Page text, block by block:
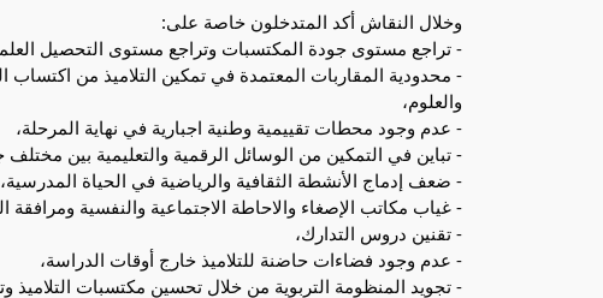
وخلال النقاش أكد المتدخلون خاصة على:
- تراجع مستوى جودة المكتسبات وتراجع مستوى التحصيل
- محدودية المقاربات المعتمدة في تمكين التلاميذ من
والعلوم،
- عدم وجود محطات تقييمية وطنية اجبارية في نهاية المرحلة،
- تباين في التمكين من الوسائل الرقمية والتعليمية بين مختلف
- ضعف إدماج الأنشطة الثقافية والرياضية في الحياة المدرسية،
- غياب مكاتب الإصغاء والاحاطة الاجتماعية والنفسية
- تقنين دروس التدارك،
- عدم وجود فضاءات حاضنة للتلاميذ خارج أوقات الدراسة،
- تجويد المنظومة التربوية من خلال تحسين مكتسبات التلاميذ